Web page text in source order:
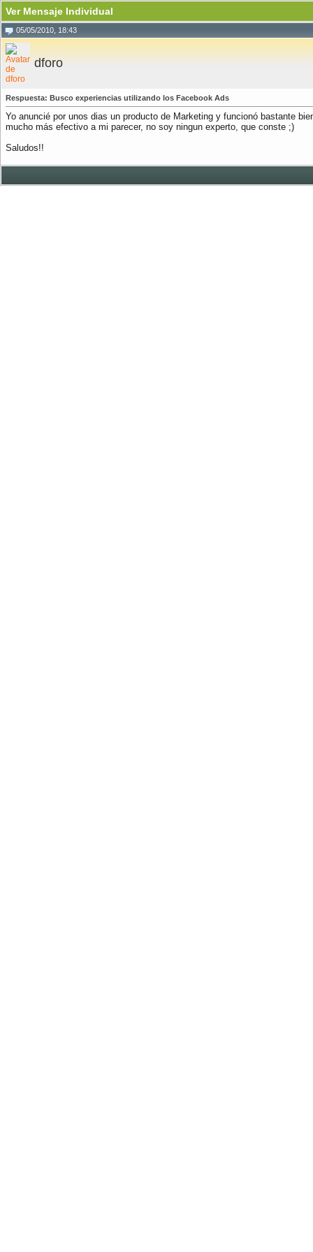
Ver Mensaje Individual
05/05/2010, 18:43
dforo
Respuesta: Busco experiencias utilizando los Facebook Ads
Yo anuncié por unos dias un producto de Marketing y funcionó bastante
mucho más efectivo a mi parecer, no soy ningun experto, que conste ;)
Saludos!!